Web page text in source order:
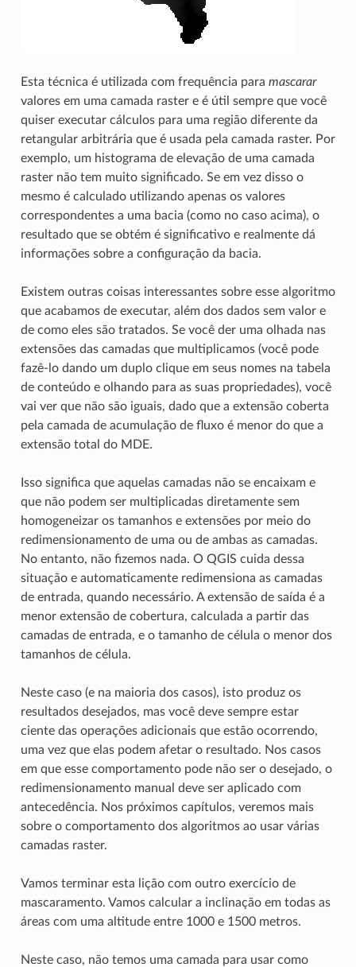
Esta técnica é utilizada com frequência para mascarar
valores em uma camada raster e é útil sempre que você
quiser executar cálculos para uma região diferente da
retangular arbitrária que é usada pela camada raster. Por
exemplo, um histograma de elevação de uma camada
raster não tem muito significado. Se em vez disso o
mesmo é calculado utilizando apenas os valores
correspondentes a uma bacia (como no caso acima), o
resultado que se obtém é significativo e realmente dá
informações sobre a configuração da bacia.
Existem outras coisas interessantes sobre esse algoritmo
que acabamos de executar, além dos dados sem valor e
de como eles são tratados. Se você der uma olhada nas
extensões das camadas que multiplicamos (você pode
fazê-lo dando um duplo clique em seus nomes na tabela
de conteúdo e olhando para as suas propriedades), você
vai ver que não são iguais, dado que a extensão coberta
pela camada de acumulação de fluxo é menor do que a
extensão total do MDE.
Isso significa que aquelas camadas não se encaixam e
que não podem ser multiplicadas diretamente sem
homogeneizar os tamanhos e extensões por meio do
redimensionamento de uma ou de ambas as camadas.
No entanto, não fizemos nada. O QGIS cuida dessa
situação e automaticamente redimensiona as camadas
de entrada, quando necessário. A extensão de saída é a
menor extensão de cobertura, calculada a partir das
camadas de entrada, e o tamanho de célula o menor dos
tamanhos de célula.
Neste caso (e na maioria dos casos), isto produz os
resultados desejados, mas você deve sempre estar
ciente das operações adicionais que estão ocorrendo,
uma vez que elas podem afetar o resultado. Nos casos
em que esse comportamento pode não ser o desejado, o
redimensionamento manual deve ser aplicado com
antecedência. Nos próximos capítulos, veremos mais
sobre o comportamento dos algoritmos ao usar várias
camadas raster.
Vamos terminar esta lição com outro exercício de
mascaramento. Vamos calcular a inclinação em todas as
áreas com uma altitude entre 1000 e 1500 metros.
Neste caso, não temos uma camada para usar como